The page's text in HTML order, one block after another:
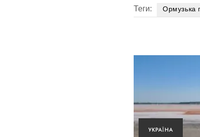
Теги: Ормузька
УКРАЇНА